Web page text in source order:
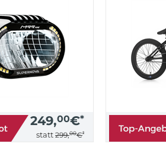
249,00€*
statt 299,00€*